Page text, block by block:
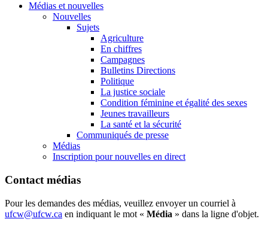
Médias et nouvelles
Nouvelles
Sujets
Agriculture
En chiffres
Campagnes
Bulletins Directions
Politique
La justice sociale
Condition féminine et égalité des sexes
Jeunes travailleurs
La santé et la sécurité
Communiqués de presse
Médias
Inscription pour nouvelles en direct
Contact médias
Pour les demandes des médias, veuillez envoyer un courriel à
ufcw@ufcw.ca en indiquant le mot « Média » dans la ligne d'objet.